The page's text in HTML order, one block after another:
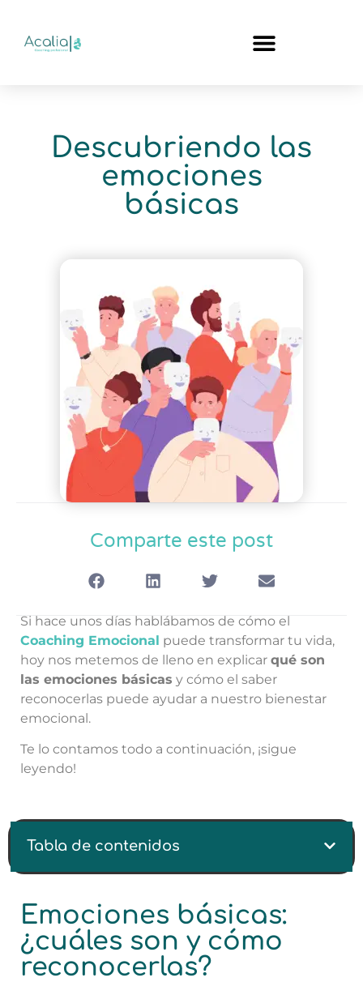
Descubriendo las
emociones
básicas
Comparte este post
Si hace unos días hablábamos de cómo el
Coaching Emocional puede transformar tu vida,
hoy nos metemos de lleno en explicar qué son
las emociones básicas y cómo el saber
reconocerlas puede ayudar a nuestro bienestar
emocional.
Te lo contamos todo a continuación, ¡sigue
leyendo!
Tabla de contenidos
Emociones básicas:
¿cuáles son y cómo
reconocerlas?